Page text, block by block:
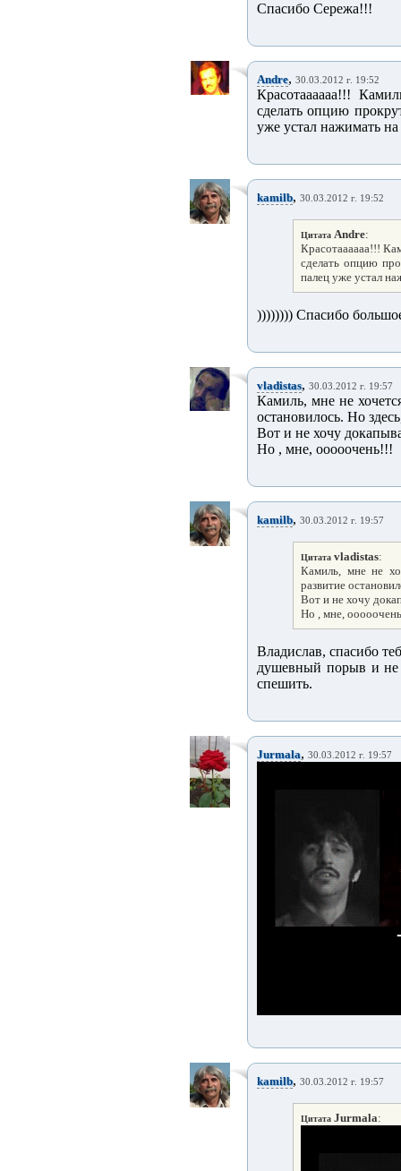
Спасибо Сережа!!!
Andre, 30.03.2012 г. 19:52
Красотаааааа!!!
сделать опцию
уже устал нажимать на
kamilb, 30.03.2012 г. 19:52
Цитата Andre:
Красотаааааа!!!
сделать опцию
палец уже устал
)))))))) Спасибо
vladistas, 30.03.2012 г. 19:57
Камиль, мне не
остановилось. Но
Вот и не хочу
Но , мне, ооооочень!!!
kamilb, 30.03.2012 г. 19:57
Цитата vladistas:
Камиль, мне не
развитие
Вот и не хочу
Но , мне,
Владислав, спасибо
душевный порыв и не
спешить.
Jurmala, 30.03.2012 г. 19:57
kamilb, 30.03.2012 г. 19:57
Цитата Jurmala: